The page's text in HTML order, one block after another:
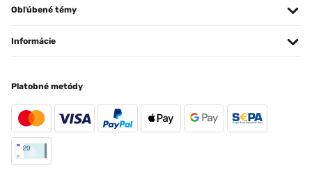
Obľúbené témy
Informácie
Platobné metódy